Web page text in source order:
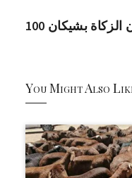
الزكاة بشيكان
You Might Also